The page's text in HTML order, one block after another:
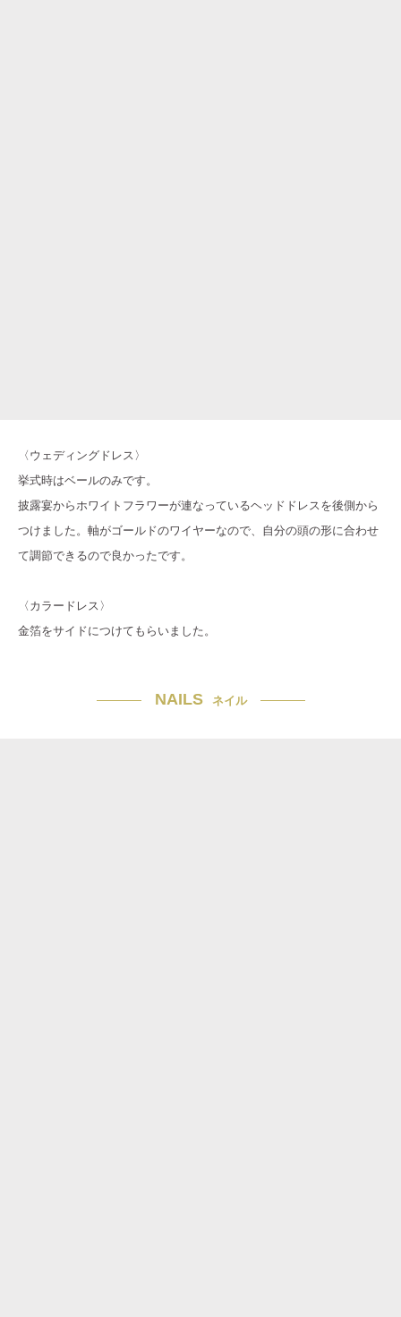
〈ウェディングドレス〉
挙式時はベールのみです。
披露宴からホワイトフラワーが連なっているヘッドドレスを後側から
つけました。軸がゴールドのワイヤーなので、自分の頭の形に合わせ
て調節できるので良かったです。
〈カラードレス〉
金箔をサイドにつけてもらいました。
NAILS ネイル